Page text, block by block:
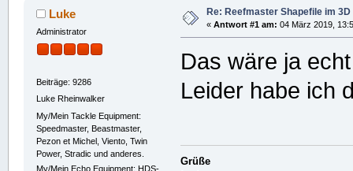
Luke
Administrator
Beiträge: 9286
Luke Rheinwalker
My/Mein Tackle Equipment:
Speedmaster, Beastmaster,
Pezon et Michel, Viento, Twin
Power, Stradic und anderes.
My/Mein Echo Equipment: HDS-
Re: Reefmaster Shapefile im
« Antwort #1 am: 04 März 2019,
Das wäre ja
Leider habe ich
Grüße